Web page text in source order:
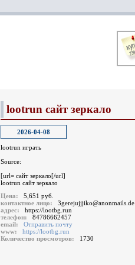
lootrun сайт зеркало
2026-04-08
lootrun играть
Source:
[url= сайт зеркало[/url]
lootrun сайт зеркало
Цена:
5,651 руб.
контактное лицо:
3gerejujjjiko@anonmails.de
адрес:
https://lootbg.run
телефон:
84786662457
email:
Отправить почту
www:
https://lootbg.run
Количество просмотров:
1730